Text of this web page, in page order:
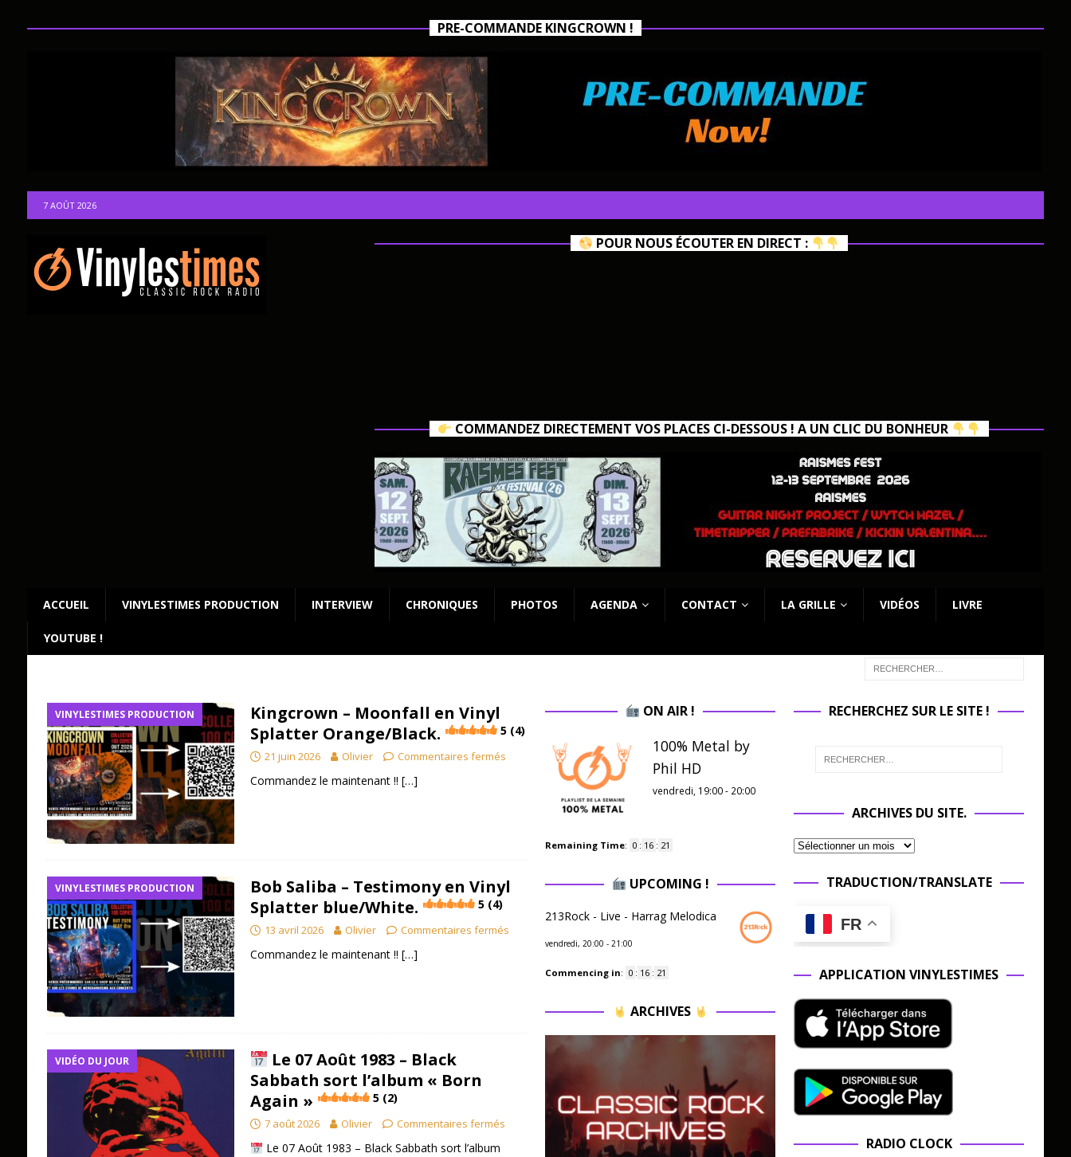
PRE-COMMANDE KINGCROWN !
7 AOÛT 2026
POUR NOUS ÉCOUTER EN DIRECT :
COMMANDEZ DIRECTEMENT VOS PLACES CI-DESSOUS ! A UN CLIC DU BONHEUR
ACCUEIL VINYLESTIMES PRODUCTION INTERVIEW CHRONIQUES PHOTOS AGENDA CONTACT LA GRILLE VIDÉOS LIVRE
YOUTUBE !
VINYLESTIMES PRODUCTION
Kingcrown – Moonfall en Vinyl
Splatter Orange/Black.
5 (4)
21 juin 2026 Olivier Commentaires fermés
Commandez le maintenant !! […]
VINYLESTIMES PRODUCTION
Bob Saliba – Testimony en Vinyl
Splatter blue/White.
5 (4)
13 avril 2026 Olivier Commentaires fermés
Commandez le maintenant !! […]
VIDÉO DU JOUR
Le 07 Août 1983 – Black
Sabbath sort l’album « Born
Again »
5 (2)
7 août 2026 Olivier Commentaires fermés
Le 07 Août 1983 – Black Sabbath sort l’album
ON AIR !
100% Metal by
Phil HD
vendredi, 19:00 - 20:00
Remaining Time: 0 : 16 : 20
UPCOMING !
213Rock - Live - Harrag Melodica
vendredi, 20:00 - 21:00
Commencing in: 0 : 16 : 20
ARCHIVES
RECHERCHEZ SUR LE SITE !
ARCHIVES DU SITE.
TRADUCTION/TRANSLATE
FR
APPLICATION VINYLESTIMES
RADIO CLOCK